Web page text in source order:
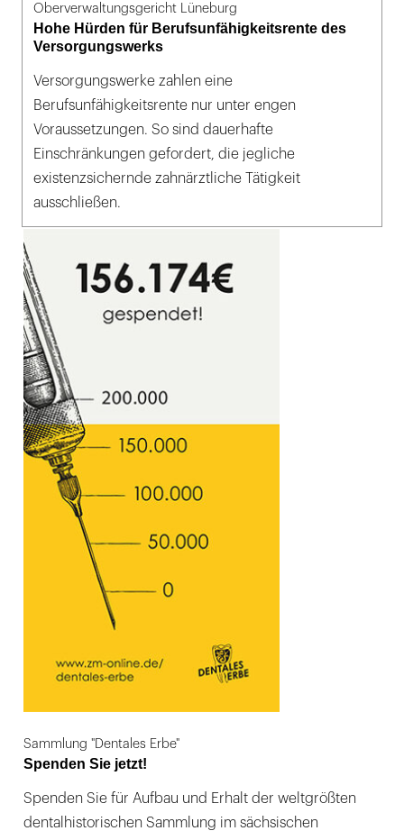
Oberverwaltungsgericht Lüneburg
Hohe Hürden für Berufsunfähigkeitsrente des
Versorgungswerks
Versorgungswerke zahlen eine
Berufsunfähigkeitsrente nur unter engen
Voraussetzungen. So sind dauerhafte
Einschränkungen gefordert, die jegliche
existenzsichernde zahnärztliche Tätigkeit
ausschließen.
Sammlung "Dentales Erbe"
Spenden Sie jetzt!
Spenden Sie für Aufbau und Erhalt der weltgrößten
dentalhistorischen Sammlung im sächsischen